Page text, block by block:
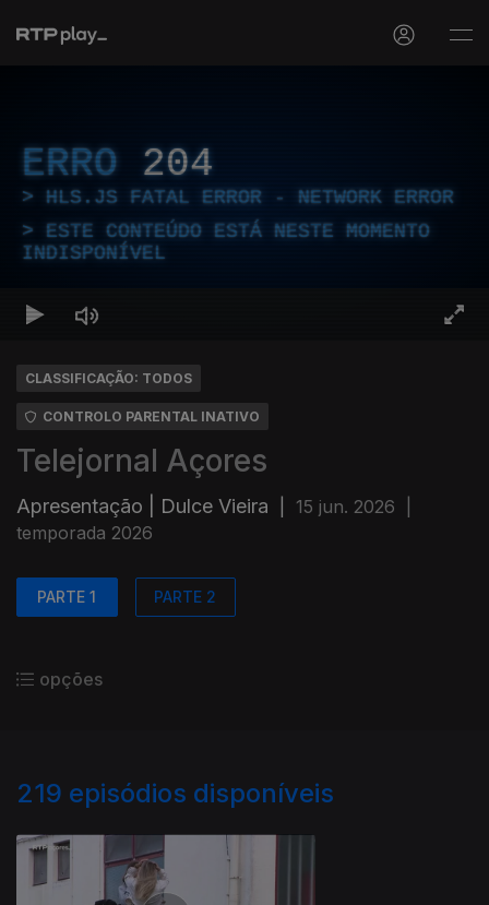
ERRO 204
HLS.JS FATAL ERROR - NETWORK ERROR
ESTE CONTEÚDO ESTÁ NESTE MOMENTO
INDISPONÍVEL
CLASSIFICAÇÃO: TODOS
CONTROLO PARENTAL INATIVO
Telejornal Açores
Apresentação | Dulce Vieira 15 jun. 2026
temporada 2026
PARTE 1 PARTE 2
opções
219 episódios disponíveis